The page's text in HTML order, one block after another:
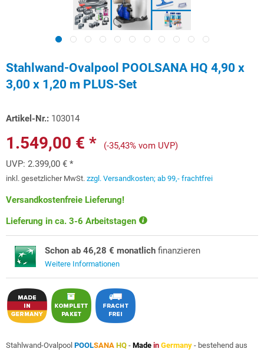
Stahlwand-Ovalpool POOLSANA HQ 4,90 x
3,00 x 1,20 m PLUS-Set
Artikel-Nr.: 103014
1.549,00 € *
(-35,43% vom UVP)
UVP: 2.399,00 € *
inkl. gesetzlicher MwSt. zzgl. Versandkosten; ab 99,- frachtfrei
Versandkostenfreie Lieferung!
Lieferung in ca. 3-6 Arbeitstagen
Schon ab 46,28 € monatlich finanzieren
Weitere Informationen
Stahlwand-Ovalpool POOLSANA HQ - Made in Germany - bestehend aus